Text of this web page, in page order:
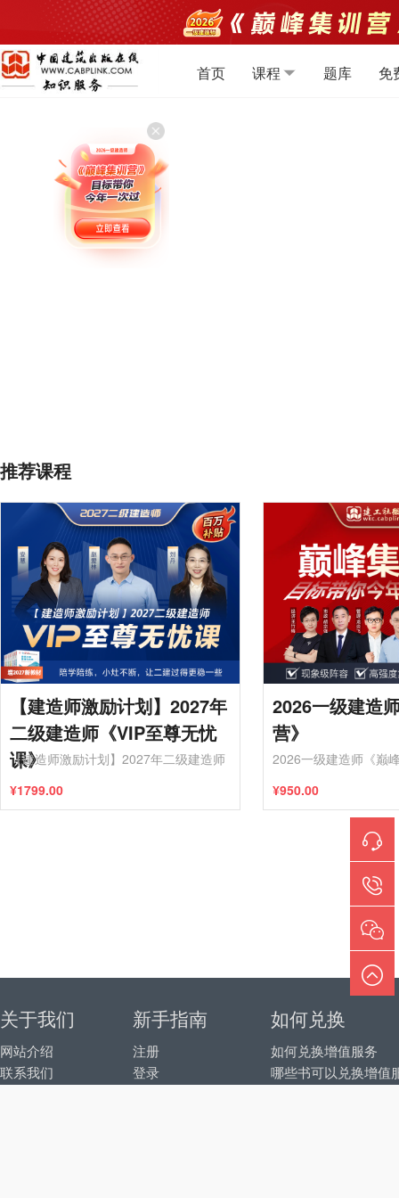
首页 课程 题库 免
推荐课程
【建造师激励计划】2027年
二级建造师《VIP至尊无忧
课》
【建造师激励计划】2027年二级建造师
¥1799.00
2026一级建造
营》
2026一级建造师《巅
¥950.00
关于我们
网站介绍
联系我们
新手指南
注册
登录
如何兑换
如何兑换增值服务
哪些书可以兑换增值